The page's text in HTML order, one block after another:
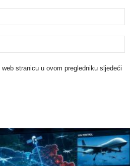
stranicu u ovom pregledniku sljedeći